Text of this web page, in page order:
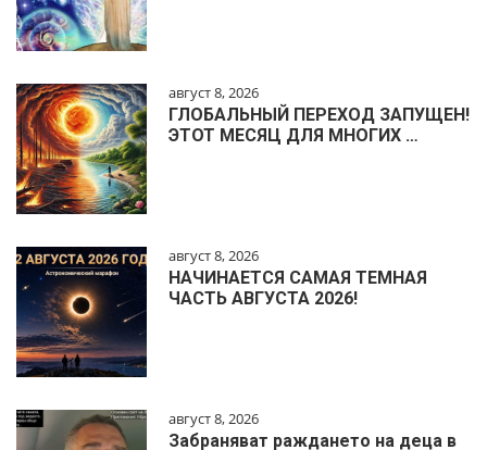
август 8, 2026
ГЛОБАЛЬНЫЙ ПЕРЕХОД ЗАПУЩЕН!
ЭТОТ МЕСЯЦ ДЛЯ МНОГИХ …
август 8, 2026
НАЧИНАЕТСЯ САМАЯ ТЕМНАЯ
ЧАСТЬ АВГУСТА 2026!
август 8, 2026
Забраняват раждането на деца в